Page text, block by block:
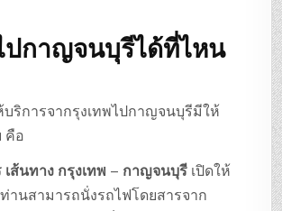
กาญจนบุรีได้ที่ไหน
ริการจากรุงเทพไปกาญจนบุรีมีให้
คือ
เส้นทาง กรุงเทพ – กาญจนบุรี เปิดให้
านสามารถนั่งรถไฟโดยสารจาก